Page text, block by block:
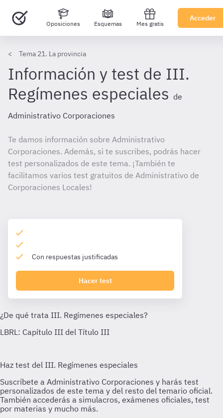
Oposiciones Esquemas Mes gratis
Acceder
Tema 21. La provincia
Información y test de III.
Regímenes especiales de
Administrativo Corporaciones
Te damos información sobre Administrativo
Corporaciones. Además, si te suscribes, podrás hacer
test personalizados de este tema. ¡También te
facilitamos varios test gratuitos de Administrativo de
Corporaciones Locales!
Con respuestas justificadas
Hacer test